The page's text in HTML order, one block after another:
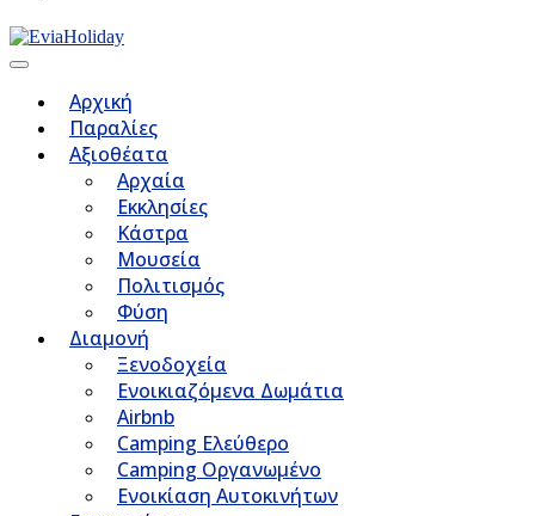
Αρχική
Παραλίες
Αξιοθέατα
Αρχαία
Εκκλησίες
Κάστρα
Μουσεία
Πολιτισμός
Φύση
Διαμονή
Ξενοδοχεία
Ενοικιαζόμενα Δωμάτια
Airbnb
Camping Ελεύθερο
Camping Οργανωμένο
Ενοικίαση Αυτοκινήτων